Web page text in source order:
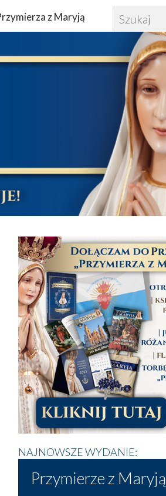
z Maryją
NAJNOWSZE WYDANIE:
Przymierze z Maryją